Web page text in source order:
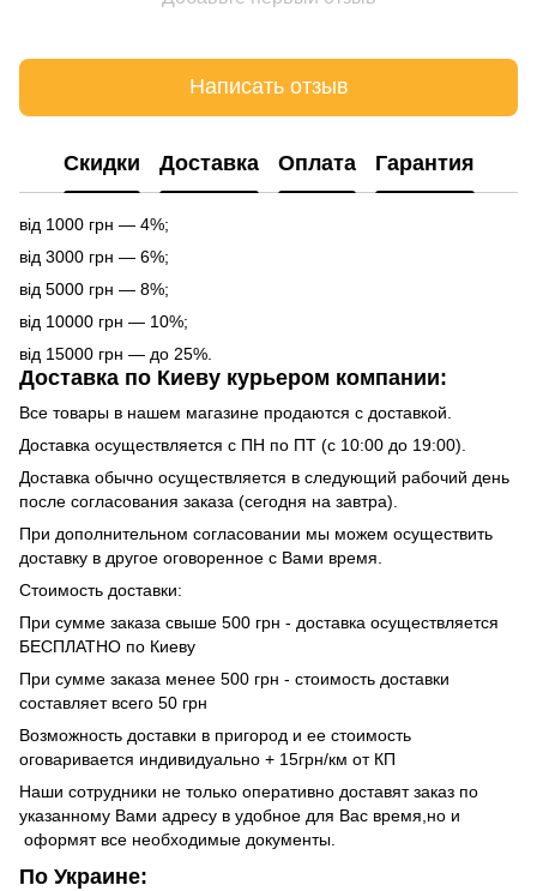
Написать отзыв
Cкидки Доставка Оплата Гарантия
від 1000 грн — 4%;
від 3000 грн — 6%;
від 5000 грн — 8%;
від 10000 грн — 10%;
від 15000 грн — до 25%.
Доставка по Киеву курьером компании:
Все товары в нашем магазине продаются с доставкой.
Доставка осуществляется с ПН по ПТ (с 10:00 до 19:00).
Доставка обычно осуществляется в следующий рабочий день
после согласования заказа (сегодня на завтра).
При дополнительном согласовании мы можем осуществить
доставку в другое оговоренное с Вами время.
Стоимость доставки:
При сумме заказа свыше 500 грн - доставка осуществляется
БЕСПЛАТНО по Киеву
При сумме заказа менее 500 грн - стоимость доставки
составляет всего 50 грн
Возможность доставки в пригород и ее стоимость
оговаривается индивидуально + 15грн/км от КП
Наши сотрудники не только оперативно доставят заказ по
указанному Вами адресу в удобное для Вас время,но и
оформят все необходимые документы.
По Украине: